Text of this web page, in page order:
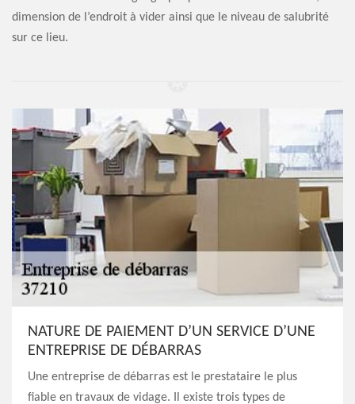
dimension de l’endroit à vider ainsi que le niveau de salubrité
sur ce lieu.
NATURE DE PAIEMENT D’UN SERVICE D’UNE
ENTREPRISE DE DÉBARRAS
Une entreprise de débarras est le prestataire le plus
fiable en travaux de vidage. Il existe trois types de